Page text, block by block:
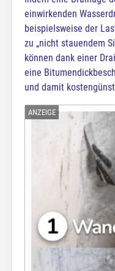
einwirkenden
beispielsweise der
zu „nicht stauendem
können dank einer
eine
und damit